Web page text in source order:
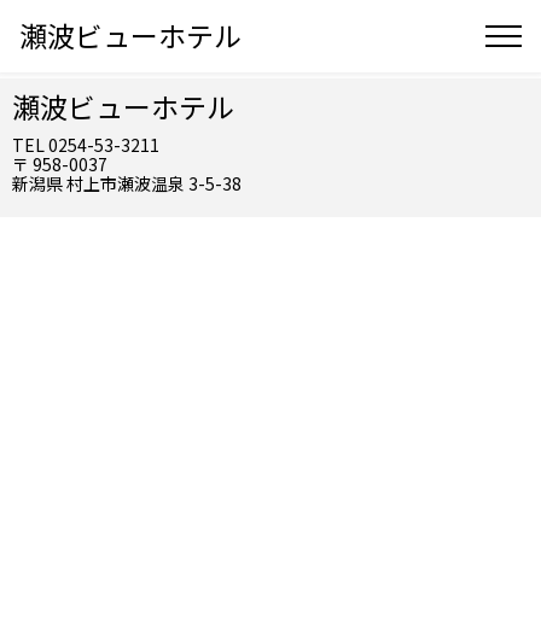
瀬波ビューホテル
瀬波ビューホテル
TEL 0254-53-3211
〒 958-0037
新潟県 村上市瀬波温泉 3-5-38